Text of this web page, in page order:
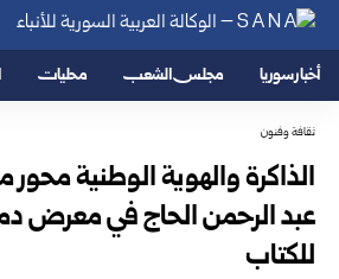
أخبار سوريا مجلس الشعب محليات
ثقافة وفنون
الذاكرة والهوية الوطنية
عبد الرحمن الحاج في معرض
للكتاب